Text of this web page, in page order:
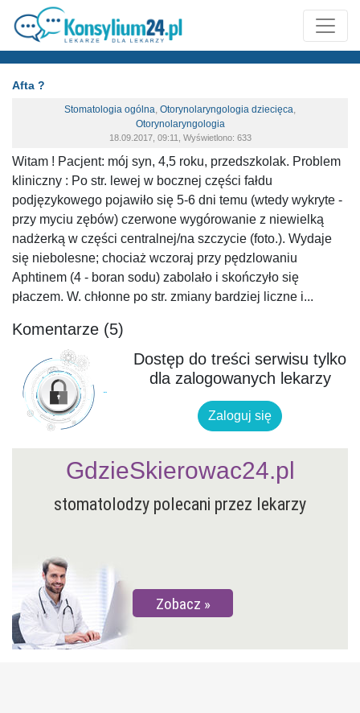
Afta ?
Stomatologia ogólna, Otorynolaryngologia dziecięca,
Otorynolaryngologia
18.09.2017, 09:11, Wyświetlono: 633
Witam ! Pacjent: mój syn, 4,5 roku, przedszkolak. Problem
kliniczny : Po str. lewej w bocznej części fałdu
podjęzykowego pojawiło się 5-6 dni temu (wtedy wykryte -
przy myciu zębów) czerwone wygórowanie z niewielką
nadżerką w części centralnej/na szczycie (foto.). Wydaje
się niebolesne; chociaż wczoraj przy pędzlowaniu
Aphtinem (4 - boran sodu) zabolało i skończyło się
płaczem. W. chłonne po str. zmiany bardziej liczne i...
Komentarze (5)
Dostęp do treści serwisu tylko
dla zalogowanych lekarzy
Zaloguj się
stomatolodzy polecani przez lekarzy
Zobacz
GdzieSkierowac24.pl